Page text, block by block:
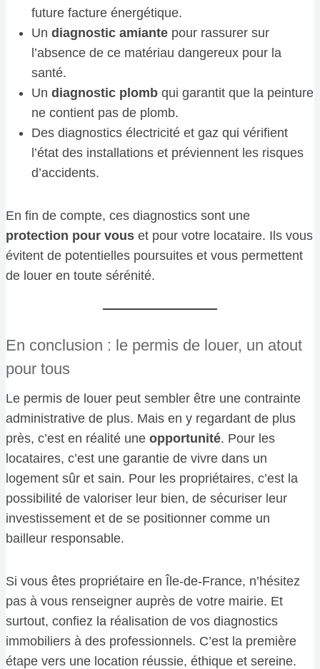
future facture énergétique.
Un diagnostic amiante pour rassurer sur
l’absence de ce matériau dangereux pour la
santé.
Un diagnostic plomb qui garantit que la peinture
ne contient pas de plomb.
Des diagnostics électricité et gaz qui vérifient
l’état des installations et préviennent les risques
d’accidents.
En fin de compte, ces diagnostics sont une
protection pour vous et pour votre locataire. Ils vous
évitent de potentielles poursuites et vous permettent
de louer en toute sérénité.
En conclusion : le permis de louer, un atout
pour tous
Le permis de louer peut sembler être une contrainte
administrative de plus. Mais en y regardant de plus
près, c’est en réalité une opportunité. Pour les
locataires, c’est une garantie de vivre dans un
logement sûr et sain. Pour les propriétaires, c’est la
possibilité de valoriser leur bien, de sécuriser leur
investissement et de se positionner comme un
bailleur responsable.
Si vous êtes propriétaire en Île-de-France, n’hésitez
pas à vous renseigner auprès de votre mairie. Et
surtout, confiez la réalisation de vos diagnostics
immobiliers à des professionnels. C’est la première
étape vers une location réussie, éthique et sereine.